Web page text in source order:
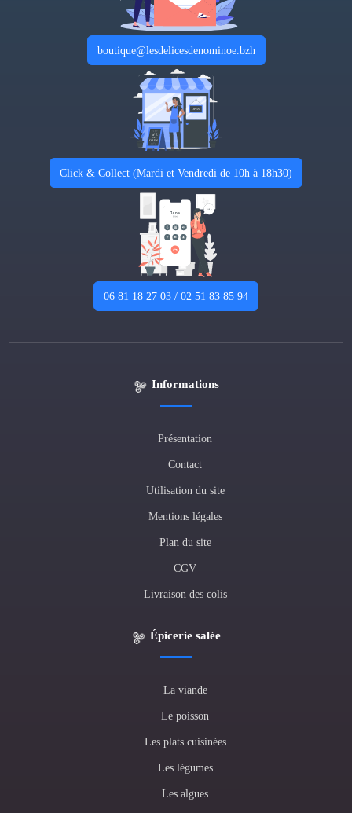
boutique@lesdelicesdenominoe.bzh
Click & Collect (Mardi et Vendredi de 10h à 18h30)
06 81 18 27 03 / 02 51 83 85 94
Informations
Présentation
Contact
Utilisation du site
Mentions légales
Plan du site
CGV
Livraison des colis
Épicerie salée
La viande
Le poisson
Les plats cuisinées
Les légumes
Les algues